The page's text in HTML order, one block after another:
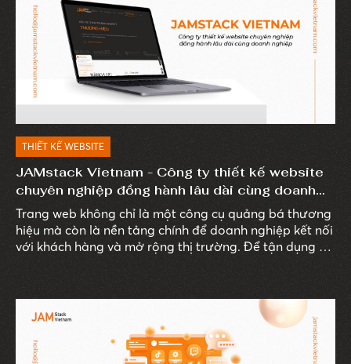
THIẾT KẾ WEBSITE
JAMstack Vietnam - Công ty thiết kế website
chuyên nghiệp đồng hành lâu dài cùng doanh
nghiệp
Trang web không chỉ là một công cụ quảng bá thương
hiệu mà còn là nền tảng chính để doanh nghiệp kết nối
với khách hàng và mở rộng thị trường. Để tận dụng tối
lược quan trọng.